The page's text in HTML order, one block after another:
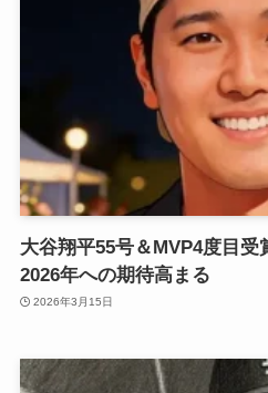
大谷翔平55号＆MVP4度目受
2026年への期待高まる
2026年3月15日